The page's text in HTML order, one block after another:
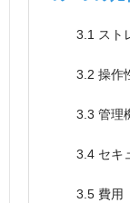
3.1 スト
3.2 操作
3.3 管理
3.4 セキ
3.5 費用